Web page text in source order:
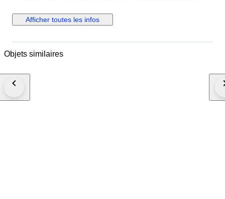
verzekerde verzending (DHL-express).
Afficher toutes les infos
Objets similaires